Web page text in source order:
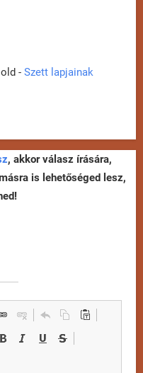
- Szett lapjainak
, akkor válasz írására,
is lehetőséged lesz,